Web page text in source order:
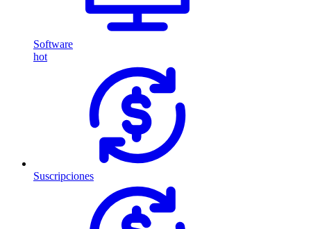
Software
hot
Suscripciones